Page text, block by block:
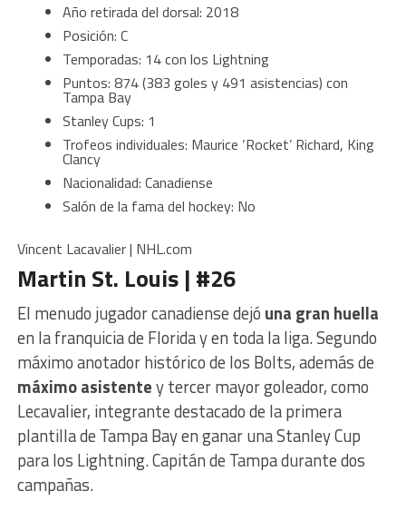
Año retirada del dorsal: 2018
Posición: C
Temporadas: 14 con los Lightning
Puntos: 874 (383 goles y 491 asistencias) con
Tampa Bay
Stanley Cups: 1
Trofeos individuales: Maurice ‘Rocket’ Richard, King
Clancy
Nacionalidad: Canadiense
Salón de la fama del hockey: No
Vincent Lacavalier | NHL.com
Martin St. Louis | #26
El menudo jugador canadiense dejó una gran huella
en la franquicia de Florida y en toda la liga. Segundo
máximo anotador histórico de los Bolts, además de
máximo asistentey tercer mayor goleador, como
Lecavalier, integrante destacado de la primera
plantilla de Tampa Bay en ganar una Stanley Cup
para los Lightning. Capitán de Tampa durante dos
campañas.